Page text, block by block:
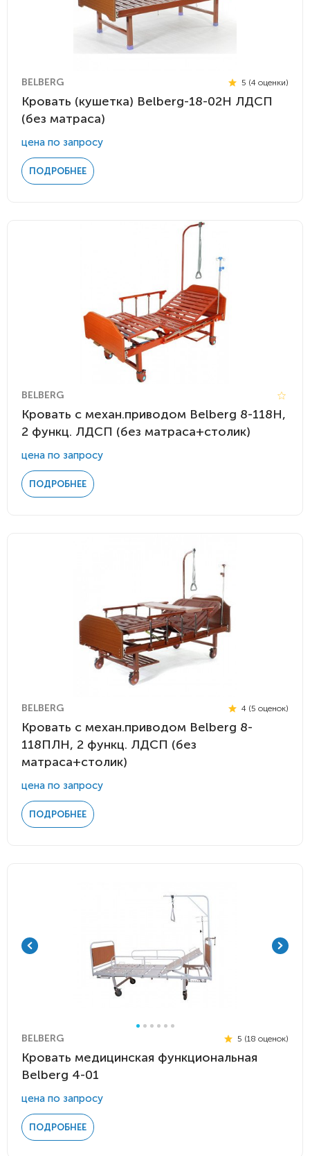
BELBERG 5 (4 оценки)
Кровать (кушетка) Belberg-18-02H ЛДСП
(без матраса)
цена по запросу
ПОДРОБНЕЕ
BELBERG
Кровать c механ.приводом Belberg 8-118H,
2 функц. ЛДСП (без матраса+столик)
цена по запросу
ПОДРОБНЕЕ
BELBERG 4 (5 оценок)
Кровать c механ.приводом Belberg 8-
118ПЛН, 2 функц. ЛДСП (без
матраса+столик)
цена по запросу
ПОДРОБНЕЕ
BELBERG 5 (18 оценок)
Кровать медицинская функциональная
Belberg 4-01
цена по запросу
ПОДРОБНЕЕ